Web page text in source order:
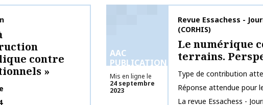
contre
»
AAC
PUBLICATIONS
Mis en ligne le
24 septembre
2023
Nom de la publication
Revue Essachess -
(CORHIS)
Le numérique
terrains.
Type de contribution
Réponse attendue pour
La revue Essachess -